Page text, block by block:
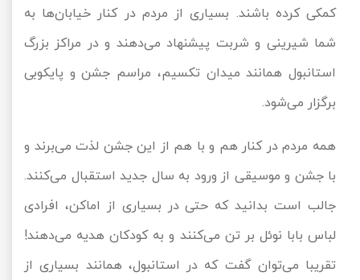
کمکی کرده باشند. بسیاری از مردم در کنار خیابان‌ها به
شما شیرینی و شربت پیشنهاد می‌دهند و در مراکز بزرگ
استانبول همانند میدان تکسیم، مراسم جشن و پایکوبی
برگزار می‌شود.
همه مردم در کنار هم و با هم از این جشن لذت می‌برند و
با جشن و موسیقی از ورود به سال جدید استقبال می‌کنند.
جالب است بدانید که حتی در بسیاری از اماکن، افرادی
لباس بابا نوئل بر تن می‌کنند و به کودکان هدیه می‌دهند!
تقریبا می‌توان گفت که در استانبول، همانند بسیاری از